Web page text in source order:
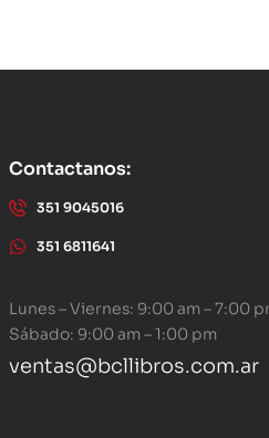
Contactanos:
351 9045016
351 6811641
Lunes – Viernes: 9:00 am – 7:00
Sábado: 9:00 am – 1:00 pm
ventas@bcllibros.com.ar